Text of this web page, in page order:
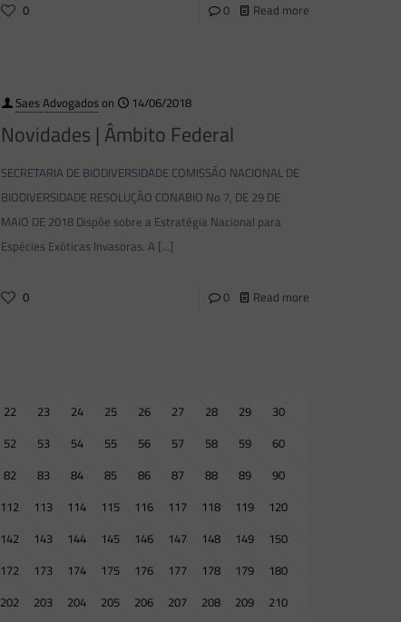
0 0 Read more
Saes Advogadoson 14/06/2018
Novidades | Âmbito Federal
SECRETARIA DE BIODIVERSIDADE COMISSÃO NACIONAL DE
BIODIVERSIDADE RESOLUÇÃO CONABIO No 7, DE 29 DE
MAIO DE 2018 Dispõe sobre a Estratégia Nacional para
Espécies Exóticas Invasoras. A […]
0 0 Read more
22 23 24 25 26 27 28 29
30
52 53 54 55 56 57 58 59
60
82 83 84 85 86 87 88 89
90
112 113 114 115 116 117 118 119
120
142 143 144 145 146 147 148 149
150
172 173 174 175 176 177 178 179
180
202 203 204 205 206 207 208 209
210